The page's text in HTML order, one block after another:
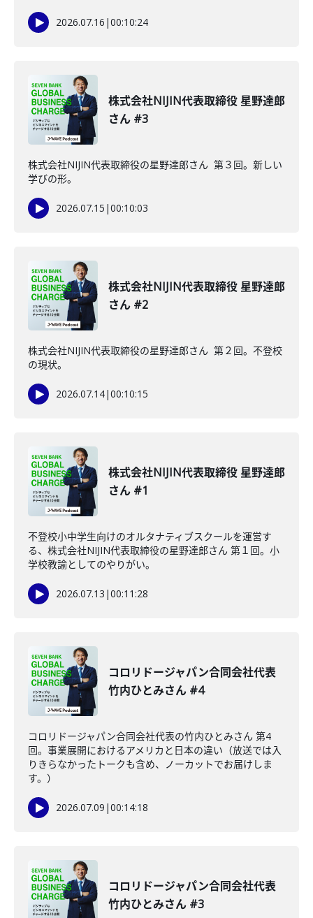
2026.07.16 |00:10:24
株式会社NIJIN代表取締役 星野達郎
さん #3
株式会社NIJIN代表取締役の星野達郎さん 第３回。新しい
学びの形。
2026.07.15 |00:10:03
株式会社NIJIN代表取締役 星野達郎
さん #2
株式会社NIJIN代表取締役の星野達郎さん 第２回。不登校
の現状。
2026.07.14|00:10:15
株式会社NIJIN代表取締役 星野達郎
さん #1
不登校小中学生向けのオルタナティブスクールを運営す
る、株式会社NIJIN代表取締役の星野達郎さん 第１回。小
学校教諭としてのやりがい。
2026.07.13 |00:11:28
コロリドージャパン合同会社代表
竹内ひとみさん #4
コロリドージャパン合同会社代表の竹内ひとみさん 第4
回。事業展開におけるアメリカと日本の違い（放送では入
りきらなかったトークも含め、ノーカットでお届けしま
す。）
2026.07.09 |00:14:18
コロリドージャパン合同会社代表
竹内ひとみさん #3